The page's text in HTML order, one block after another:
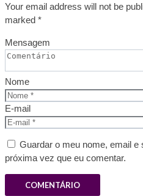
Your email address will not be
marked *
Mensagem
Nome
E-mail
Guardar o meu nome, email e
próxima vez que eu comentar.